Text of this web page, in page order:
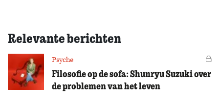
Relevante berichten
Psyche
Filosofie op de sofa: Shunryu Suzuki over
de problemen van het leven